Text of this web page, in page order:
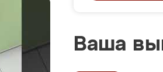
Ваша